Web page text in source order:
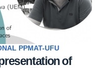
PPMAT-UFU
of